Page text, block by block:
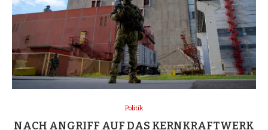
Politik
NACH ANGRIFF AUF DAS KERNKRAFTWERK